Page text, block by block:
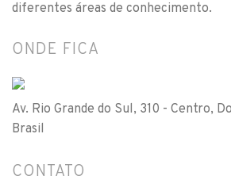
diferentes áreas de conhecimento.
ONDE FICA
Av. Rio Grande do Sul, 310 - Centro,
Brasil
CONTATO